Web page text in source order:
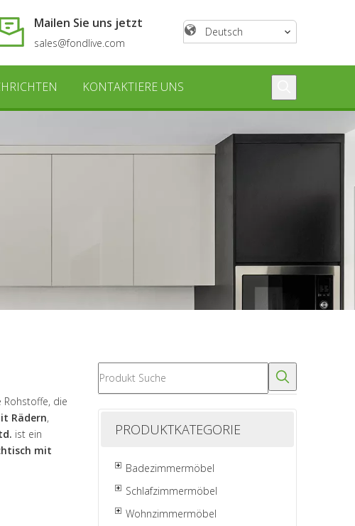
Mailen Sie uns jetzt
sales@fondlive.com
Deutsch
KONTAKTIERE UNS
Rohstoffe, die
Rädern,
ist ein
mit
PRODUKTKATEGORIE
Badezimmermöbel
Schlafzimmermöbel
Wohnzimmermöbel